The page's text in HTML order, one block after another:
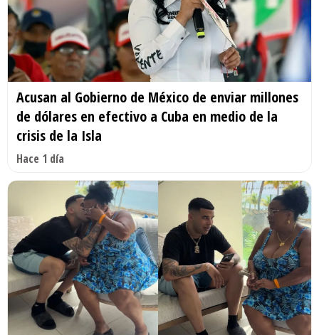
Acusan al Gobierno de México de enviar millones
de dólares en efectivo a Cuba en medio de la
crisis de la Isla
Hace 1 día